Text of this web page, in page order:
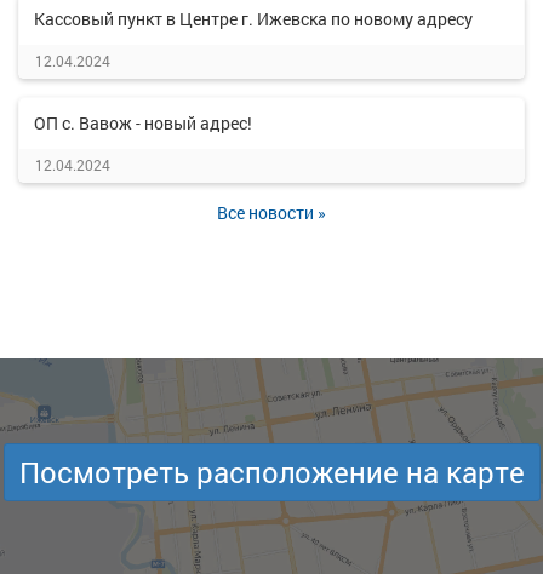
Кассовый пункт в Центре г. Ижевска по новому адресу
12.04.2024
ОП с. Вавож - новый адрес!
12.04.2024
Все новости »
Посмотреть расположение на карте